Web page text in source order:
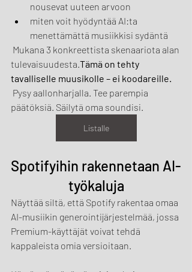
nousevat uuteen arvoon
miten voit hyödyntää AI:ta
menettämättä musiikkisi sydäntä
Mukana 3 konkreettista skenaariota alan
tulevaisuudesta.Tämä on tehty
tavalliselle muusikolle – ei koodareille.
Pysy aallonharjalla. Tee parempia
päätöksiä. Säilytä oma soundisi.
Listalle
Spotifyihin rakennetaan AI-
työkaluja
Näyttää siltä, että Spotify rakentaa omaa
AI-musiikin generointijärjestelmää, jossa
Premium-käyttäjät voivat tehdä
kappaleista omia versioitaan.